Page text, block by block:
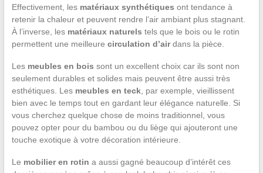
Effectivement, les matériaux synthétiques ont tendance à
retenir la chaleur et peuvent rendre l’air ambiant plus stagnant.
À l’inverse, les matériaux naturels tels que le bois ou le rotin
permettent une meilleure circulation d’airdans la pièce.
Les meubles en bois sont un excellent choix car ils sont non
seulement durables et solides mais peuvent être aussi très
esthétiques. Les meubles en teck, par exemple, vieillissent
bien avec le temps tout en gardant leur élégance naturelle. Si
vous cherchez quelque chose de moins traditionnel, vous
pouvez opter pour du bambou ou du liège qui ajouteront une
touche exotique à votre décoration intérieure.
Le mobilier en rotin a aussi gagné beaucoup d’intérêt ces